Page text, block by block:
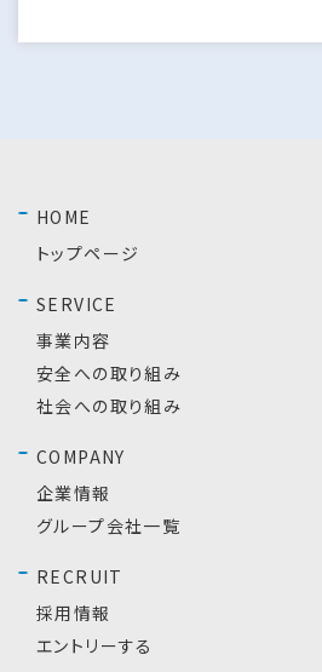
HOME
トップページ
SERVICE
事業内容
安全への取り組み
社会への取り組み
COMPANY
企業情報
グループ会社一覧
RECRUIT
採用情報
エントリーする